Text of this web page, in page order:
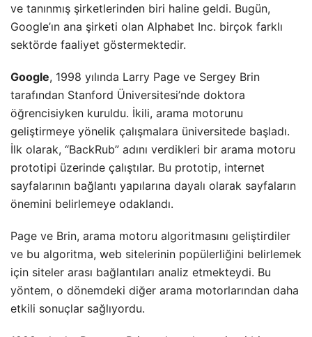
ve tanınmış şirketlerinden biri haline geldi. Bugün,
Google’ın ana şirketi olan Alphabet Inc. birçok farklı
sektörde faaliyet göstermektedir.
Google, 1998 yılında Larry Page ve Sergey Brin
tarafından Stanford Üniversitesi’nde doktora
öğrencisiyken kuruldu. İkili, arama motorunu
geliştirmeye yönelik çalışmalara üniversitede başladı.
İlk olarak, “BackRub” adını verdikleri bir arama motoru
prototipi üzerinde çalıştılar. Bu prototip, internet
sayfalarının bağlantı yapılarına dayalı olarak sayfaların
önemini belirlemeye odaklandı.
Page ve Brin, arama motoru algoritmasını geliştirdiler
ve bu algoritma, web sitelerinin popülerliğini belirlemek
için siteler arası bağlantıları analiz etmekteydi. Bu
yöntem, o dönemdeki diğer arama motorlarından daha
etkili sonuçlar sağlıyordu.